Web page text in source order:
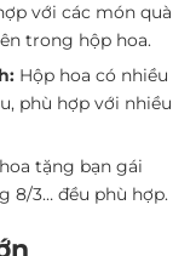
với các món quà
trong hộp hoa.
Hộp hoa có nhiều
phù hợp với nhiều
tặng bạn gái
8/3… đều phù hợp.